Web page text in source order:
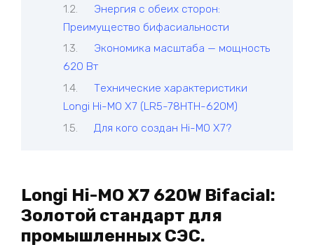
Энергия с обеих сторон:
Преимущество бифасиальности
Экономика масштаба — мощность
620 Вт
Технические характеристики
Longi Hi-MO X7 (LR5-78HTH-620M)
Для кого создан Hi-MO X7?
Longi Hi-MO X7 620W Bifacial:
Золотой стандарт для
промышленных СЭС.